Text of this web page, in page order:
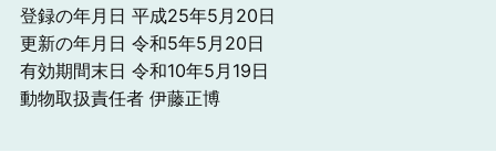
登録の年月日 平成25年5月20日
更新の年月日 令和5年5月20日
有効期間末日 令和10年5月19日
動物取扱責任者 伊藤正博